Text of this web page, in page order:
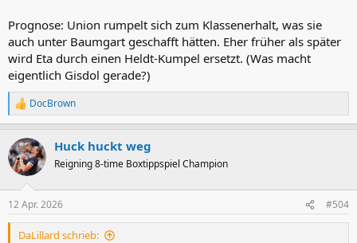
Prognose: Union rumpelt sich zum Klassenerhalt, was sie
auch unter Baumgart geschafft hätten. Eher früher als später
wird Eta durch einen Heldt-Kumpel ersetzt. (Was macht
eigentlich Gisdol gerade?)
R
e
k
t
i
e
n
DocBrown
Huck huckt weg
Reigning 8-time Boxtippspiel Champion
12 Apr. 2026 #504
DaLillard schrieb: